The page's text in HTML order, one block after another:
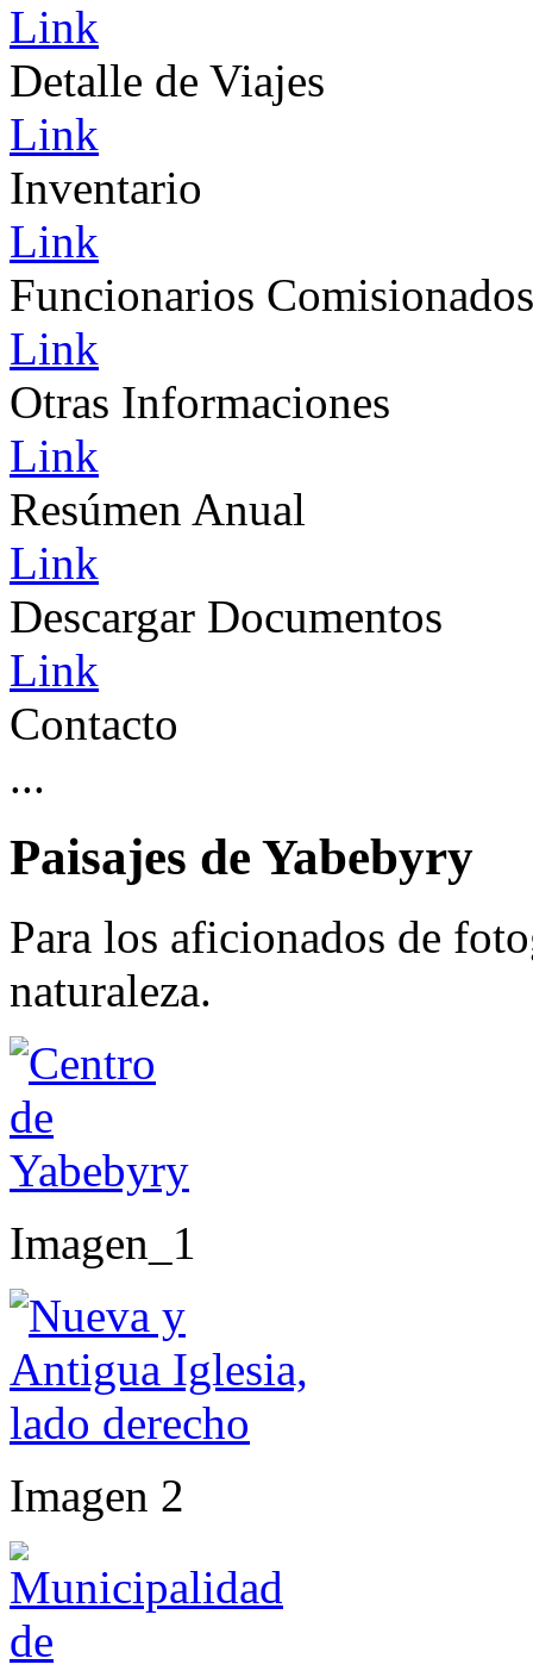
Link
Detalle de Viajes
Link
Inventario
Link
Funcionarios Comisionados
Link
Otras Informaciones
Link
Resúmen Anual
Link
Descargar Documentos
Link
Contacto
...
Paisajes de Yabebyry
Para los aficionados de
naturaleza.
Imagen_1
Imagen 2